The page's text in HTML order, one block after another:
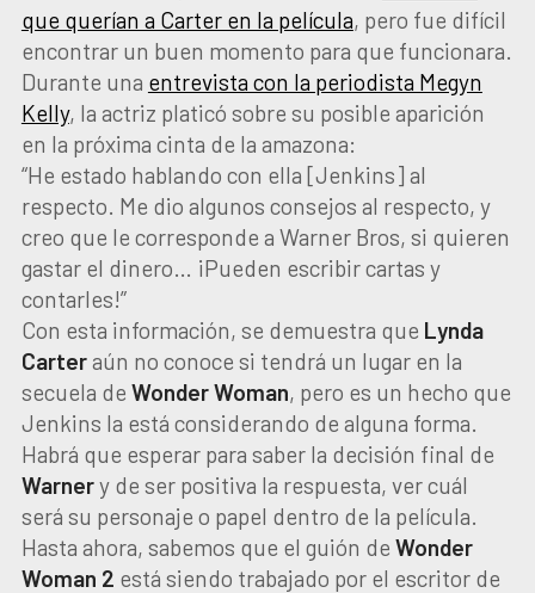
que querían a Carter en la película, pero fue difícil
encontrar un buen momento para que funcionara.
Durante una entrevista con la periodista Megyn
Kelly, la actriz platicó sobre su posible aparición
en la próxima cinta de la amazona:
“He estado hablando con ella [Jenkins] al
respecto. Me dio algunos consejos al respecto, y
creo que le corresponde a Warner Bros, si quieren
gastar el dinero… ¡Pueden escribir cartas y
contarles!”
Con esta información, se demuestra que Lynda
Carteraún no conoce si tendrá un lugar en la
secuela de Wonder Woman, pero es un hecho que
Jenkins la está considerando de alguna forma.
Habrá que esperar para saber la decisión final de
Warnery de ser positiva la respuesta, ver cuál
será su personaje o papel dentro de la película.
Hasta ahora, sabemos que el guión de Wonder
Woman 2 está siendo trabajado por el escritor de